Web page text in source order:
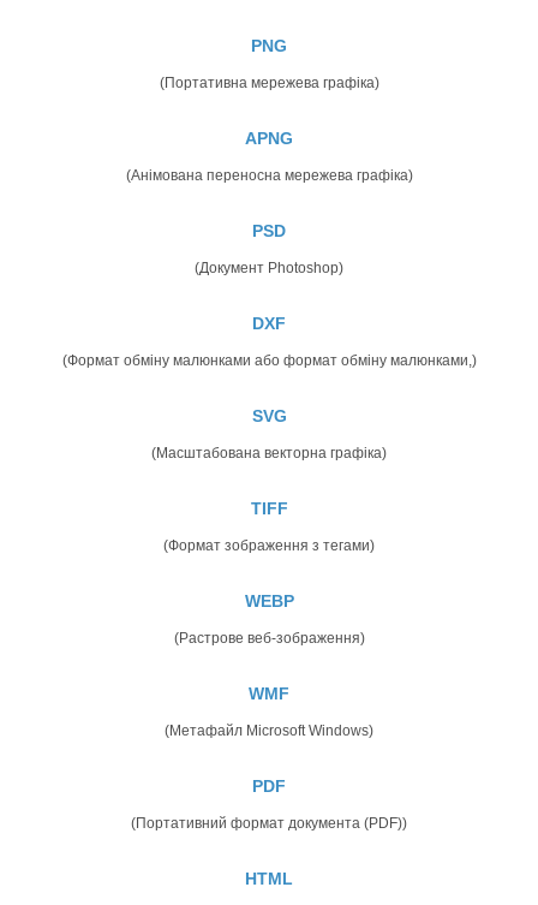
PNG
(Портативна мережева графіка)
APNG
(Анімована переносна мережева графіка)
PSD
(Документ Photoshop)
DXF
(Формат обміну малюнками або формат обміну малюнками,)
SVG
(Масштабована векторна графіка)
TIFF
(Формат зображення з тегами)
WEBP
(Растрове веб-зображення)
WMF
(Метафайл Microsoft Windows)
PDF
(Портативний формат документа (PDF))
HTML